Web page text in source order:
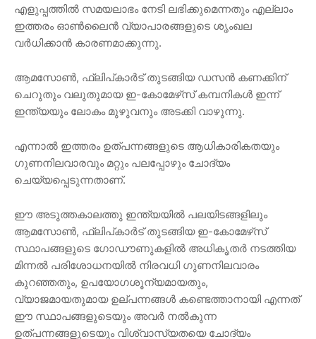
എളുപ്പത്തിൽ സമയലാഭം നേടി ലഭിക്കുമെന്നതും എല്ലാം
ഇത്തരം ഓൺലൈൻ വ്യാപാരങ്ങളുടെ ശൃംഖല
വർധിക്കാൻ കാരണമാക്കുന്നു.
ആമസോൺ, ഫ്ലിപ്കാർട് തുടങ്ങിയ ഡസൻ കണക്കിന്
ചെറുതും വലുതുമായ ഇ-കോമേഴ്‌സ് കമ്പനികൾ ഇന്ന്
ഇന്ത്യയും ലോകം മുഴുവനും അടക്കി വാഴുന്നു.
എന്നാൽ ഇത്തരം ഉത്പന്നങ്ങളുടെ ആധികാരികതയും
ഗുണനിലവാരവും മറ്റും പലപ്പോഴും ചോദ്യം
ചെയ്യപ്പെടുന്നതാണ്.
ഈ അടുത്തകാലത്തു ഇന്ത്യയിൽ പലയിടങ്ങളിലും
ആമസോൺ, ഫ്ലിപ്കാർട് തുടങ്ങിയ ഇ-കോമേഴ്‌സ്
സ്ഥാപങ്ങളുടെ ഗോഡൗണുകളിൽ അധികൃതർ നടത്തിയ
മിന്നൽ പരിശോധനയിൽ നിരവധി ഗുണനിലവാരം
കുറഞ്ഞതും, ഉപയോഗശൂന്യമായതും,
വ്യാജമായതുമായ ഉല്പന്നങ്ങൾ കണ്ടെത്താനായി എന്നത്
ഈ സ്ഥാപങ്ങളുടെയും അവർ നൽകുന്ന
ഉത്പന്നങ്ങളുടെയും വിശ്വാസ്യതയെ ചോദ്യം